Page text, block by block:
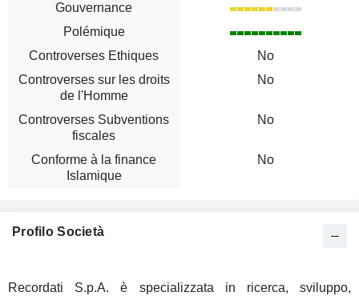
Gouvernance
Polémique
Controverses Ethiques
No
Controverses sur les droits
de l'Homme
No
Controverses Subventions
fiscales
No
Conforme à la finance
Islamique
No
Profilo Società
Recordati S.p.A. è specializzata in ricerca, sviluppo,